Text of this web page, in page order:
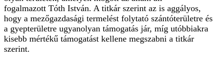
fogalmazott Tóth István. A titkár szerint az is aggályos,
hogy a mezőgazdasági termelést folytató szántóterületre és
a gyepterületre ugyanolyan támogatás jár, míg utóbbiakra
kisebb mértékű támogatást kellene megszabni a titkár
szerint.